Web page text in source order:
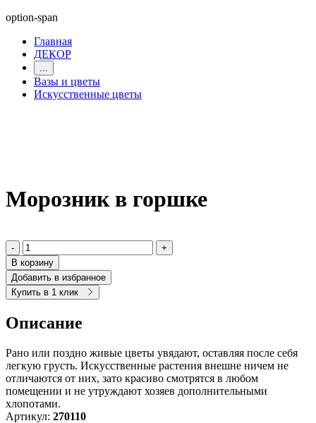
option-span
Главная
ДЕКОР
...
Вазы и цветы
Искусственные цветы
Морозник в горшке
-
+
В корзину
Добавить в избранное
Купить в 1 клик
Описание
Рано или поздно живые цветы увядают, оставляя после себя
легкую грусть. Искусственные растения внешне ничем не
отличаются от них, зато красиво смотрятся в любом
помещении и не утруждают хозяев дополнительными
хлопотами.
Артикул: 270110